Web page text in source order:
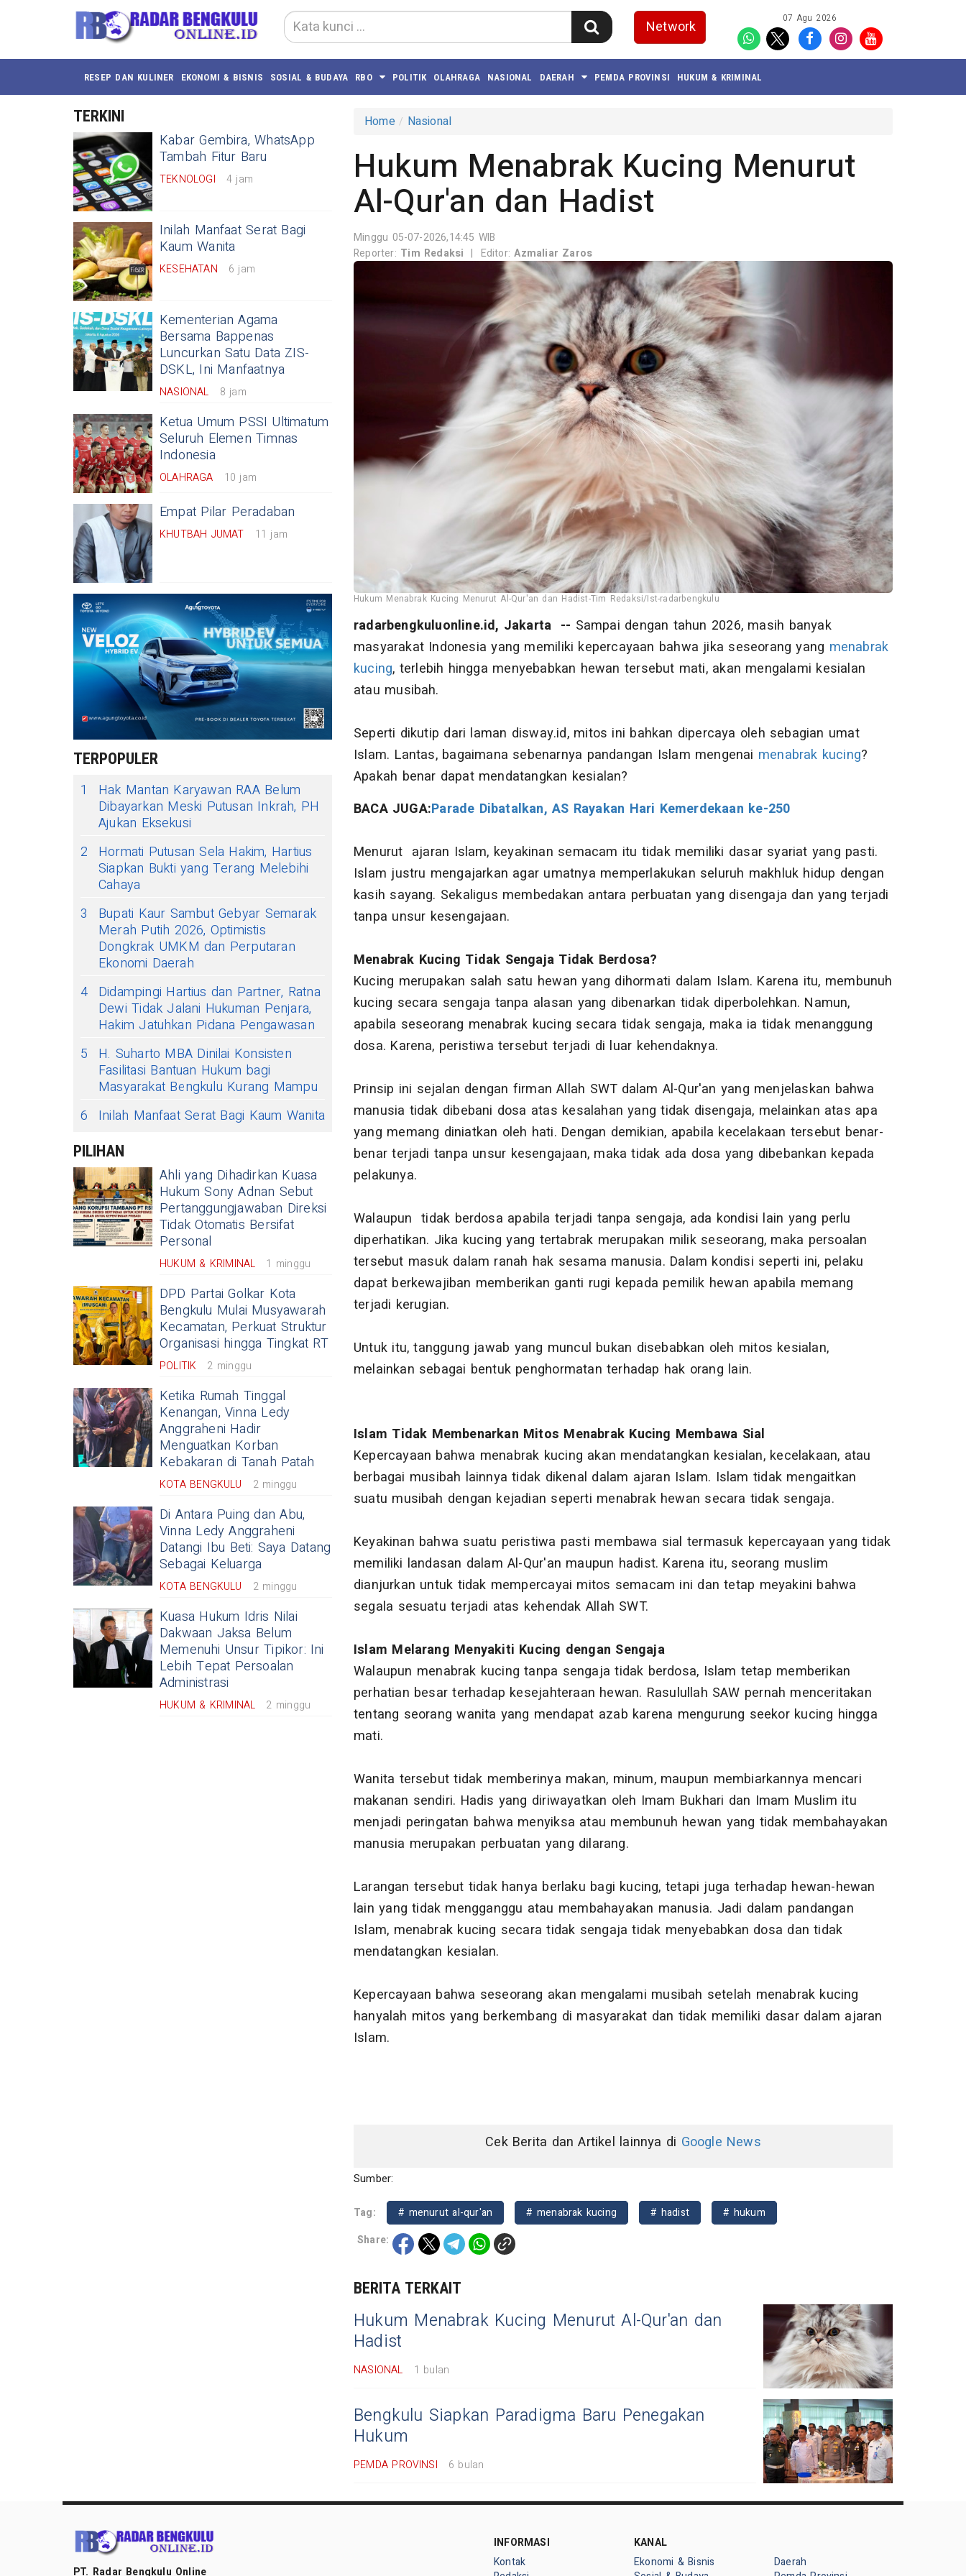
Network 07 Agu 2026
RESEP DAN KULINER EKONOMI & BISNIS SOSIAL & BUDAYA RBO POLITIK OLAHRAGA NASIONAL DAERAH PEMDA PROVINSI HUKUM & KRIMINAL
TERKINI
Kabar Gembira, WhatsApp
Tambah Fitur Baru
TEKNOLOGI 4 jam
Inilah Manfaat Serat Bagi
Kaum Wanita
KESEHATAN 6 jam
Kementerian Agama
Bersama Bappenas
Luncurkan Satu Data ZIS-
DSKL, Ini Manfaatnya
NASIONAL 8 jam
Ketua Umum PSSI Ultimatum
Seluruh Elemen Timnas
Indonesia
OLAHRAGA 10 jam
Empat Pilar Peradaban
KHUTBAH JUMAT 11 jam
TERPOPULER
1
Hak Mantan Karyawan RAA Belum
Dibayarkan Meski Putusan Inkrah, PH
Ajukan Eksekusi
2
Hormati Putusan Sela Hakim, Hartius
Siapkan Bukti yang Terang Melebihi
Cahaya
3
Bupati Kaur Sambut Gebyar Semarak
Merah Putih 2026, Optimistis
Dongkrak UMKM dan Perputaran
Ekonomi Daerah
4 Didampingi Hartius dan Partner, Ratna
Dewi Tidak Jalani Hukuman Penjara,
Hakim Jatuhkan Pidana Pengawasan
5
H. Suharto MBA Dinilai Konsisten
Fasilitasi Bantuan Hukum bagi
Masyarakat Bengkulu Kurang Mampu
6
Inilah Manfaat Serat Bagi Kaum Wanita
PILIHAN
Ahli yang Dihadirkan Kuasa
Hukum Sony Adnan Sebut
Pertanggungjawaban Direksi
Tidak Otomatis Bersifat
Personal
HUKUM & KRIMINAL 1 minggu
DPD Partai Golkar Kota
Bengkulu Mulai Musyawarah
Kecamatan, Perkuat Struktur
Organisasi hingga Tingkat RT
POLITIK 2 minggu
Ketika Rumah Tinggal
Kenangan, Vinna Ledy
Anggraheni Hadir
Menguatkan Korban
Kebakaran di Tanah Patah
KOTA BENGKULU 2 minggu
Di Antara Puing dan Abu,
Vinna Ledy Anggraheni
Datangi Ibu Beti: Saya Datang
Sebagai Keluarga
KOTA BENGKULU 2 minggu
Kuasa Hukum Idris Nilai
Dakwaan Jaksa Belum
Memenuhi Unsur Tipikor: Ini
Lebih Tepat Persoalan
Administrasi
HUKUM & KRIMINAL 2 minggu
Home Nasional
Hukum Menabrak Kucing Menurut
Al-Qur'an dan Hadist
Minggu 05-07-2026,14:45 WIB
Reporter: Tim Redaksi | Editor:Azmaliar Zaros
Hukum Menabrak Kucing Menurut Al-Qur'an dan Hadist-Tim Redaksi/Ist-radarbengkulu
radarbengkuluonline.id, Jakarta -- Sampai dengan tahun 2026, masih banyak
masyarakat Indonesia yang memiliki kepercayaan bahwa jika seseorang yang menabrak
kucing, terlebih hingga menyebabkan hewan tersebut mati, akan mengalami kesialan
atau musibah.
Seperti dikutip dari laman disway.id, mitos ini bahkan dipercaya oleh sebagian umat
Islam. Lantas, bagaimana sebenarnya pandangan Islam mengenai menabrak kucing?
Apakah benar dapat mendatangkan kesialan?
BACA JUGA:Parade Dibatalkan, AS Rayakan Hari Kemerdekaan ke-250
Menurut ajaran Islam, keyakinan semacam itu tidak memiliki dasar syariat yang pasti.
Islam justru mengajarkan agar umatnya memperlakukan seluruh makhluk hidup dengan
kasih sayang. Sekaligus membedakan antara perbuatan yang disengaja dan yang terjadi
tanpa unsur kesengajaan.
Menabrak Kucing Tidak Sengaja Tidak Berdosa?
Kucing merupakan salah satu hewan yang dihormati dalam Islam. Karena itu, membunuh
kucing secara sengaja tanpa alasan yang dibenarkan tidak diperbolehkan. Namun,
apabila seseorang menabrak kucing secara tidak sengaja, maka ia tidak menanggung
dosa. Karena, peristiwa tersebut terjadi di luar kehendaknya.
Prinsip ini sejalan dengan firman Allah SWT dalam Al-Qur'an yang menjelaskan bahwa
manusia tidak dibebani dosa atas kesalahan yang tidak disengaja, melainkan atas apa
yang memang diniatkan oleh hati. Dengan demikian, apabila kecelakaan tersebut benar-
benar terjadi tanpa unsur kesengajaan, maka tidak ada dosa yang dibebankan kepada
pelakunya.
Walaupun tidak berdosa apabila terjadi tanpa sengaja, ada kondisi lain yang perlu
diperhatikan. Jika kucing yang tertabrak merupakan milik seseorang, maka persoalan
tersebut masuk dalam ranah hak sesama manusia. Dalam kondisi seperti ini, pelaku
dapat berkewajiban memberikan ganti rugi kepada pemilik hewan apabila memang
terjadi kerugian.
Untuk itu, tanggung jawab yang muncul bukan disebabkan oleh mitos kesialan,
melainkan sebagai bentuk penghormatan terhadap hak orang lain.
Islam Tidak Membenarkan Mitos Menabrak Kucing Membawa Sial
Kepercayaan bahwa menabrak kucing akan mendatangkan kesialan, kecelakaan, atau
berbagai musibah lainnya tidak dikenal dalam ajaran Islam. Islam tidak mengaitkan
suatu musibah dengan kejadian seperti menabrak hewan secara tidak sengaja.
Keyakinan bahwa suatu peristiwa pasti membawa sial termasuk kepercayaan yang tidak
memiliki landasan dalam Al-Qur'an maupun hadist. Karena itu, seorang muslim
dianjurkan untuk tidak mempercayai mitos semacam ini dan tetap meyakini bahwa
segala sesuatu terjadi atas kehendak Allah SWT.
Islam Melarang Menyakiti Kucing dengan Sengaja
Walaupun menabrak kucing tanpa sengaja tidak berdosa, Islam tetap memberikan
perhatian besar terhadap kesejahteraan hewan. Rasulullah SAW pernah menceritakan
tentang seorang wanita yang mendapat azab karena mengurung seekor kucing hingga
mati.
Wanita tersebut tidak memberinya makan, minum, maupun membiarkannya mencari
makanan sendiri. Hadis yang diriwayatkan oleh Imam Bukhari dan Imam Muslim itu
menjadi peringatan bahwa menyiksa atau membunuh hewan yang tidak membahayakan
manusia merupakan perbuatan yang dilarang.
Larangan tersebut tidak hanya berlaku bagi kucing, tetapi juga terhadap hewan-hewan
lain yang tidak mengganggu atau membahayakan manusia. Jadi dalam pandangan
Islam, menabrak kucing secara tidak sengaja tidak menyebabkan dosa dan tidak
mendatangkan kesialan.
Kepercayaan bahwa seseorang akan mengalami musibah setelah menabrak kucing
hanyalah mitos yang berkembang di masyarakat dan tidak memiliki dasar dalam ajaran
Islam.
Cek Berita dan Artikel lainnya di Google News
Sumber:
Tag: # menurut al-qur'an # menabrak kucing # hadist
# hukum
Share:
BERITA TERKAIT
Hukum Menabrak Kucing Menurut Al-Qur'an dan
Hadist
NASIONAL 1 bulan
Bengkulu Siapkan Paradigma Baru Penegakan
Hukum
PEMDA PROVINSI 6 bulan
PT. Radar Bengkulu Online
INFORMASI
Kontak
KANAL
Ekonomi & Bisnis
Daerah